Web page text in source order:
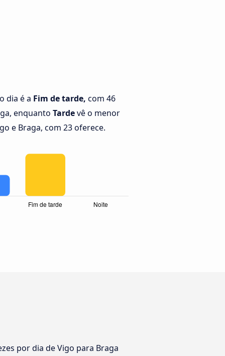
dia é a Fim de tarde, com 46
enquanto Tardevê o menor
e Braga, com 23 oferece.
por dia de Vigo para Braga